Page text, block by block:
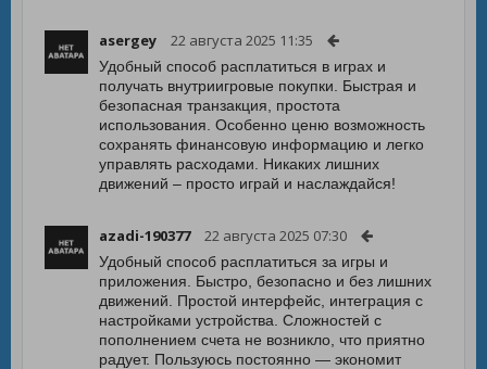
asergey 22 августа 2025 11:35
Удобный способ расплатиться в играх и
получать внутриигровые покупки. Быстрая и
безопасная транзакция, простота
использования. Особенно ценю возможность
сохранять финансовую информацию и легко
управлять расходами. Никаких лишних
движений – просто играй и наслаждайся!
azadi-190377 22 августа 2025 07:30
Удобный способ расплатиться за игры и
приложения. Быстро, безопасно и без лишних
движений. Простой интерфейс, интеграция с
настройками устройства. Сложностей с
пополнением счета не возникло, что приятно
радует. Пользуюсь постоянно — экономит